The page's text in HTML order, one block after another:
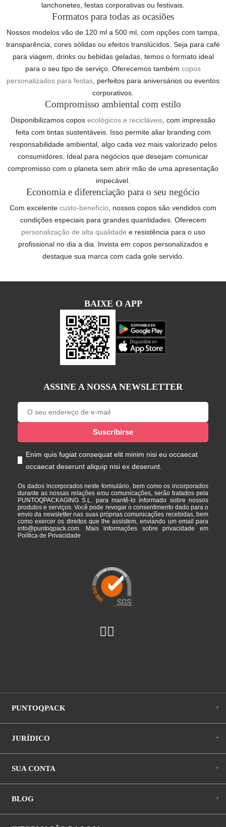
lanchonetes, festas corporativas ou festivais.
Formatos para todas as ocasiões
Nossos modelos vão de 120 ml a 500 ml, com opções com tampa,
transparência, cores sólidas ou efeitos translúcidos. Seja para café
para viagem, drinks ou bebidas geladas, temos o formato ideal
para o seu tipo de serviço. Oferecemos também copos
personalizados para festas , perfeitos para aniversários ou eventos
corporativos.
Compromisso ambiental com estilo
Disponibilizamos copos ecológicos e recicláveis , com impressão
feita com tintas sustentáveis. Isso permite aliar branding com
responsabilidade ambiental, algo cada vez mais valorizado pelos
consumidores. Ideal para negócios que desejam comunicar
compromisso com o planeta sem abrir mão de uma apresentação
impecável.
Economia e diferenciação para o seu negócio
Com excelente custo-benefício , nossos copos são vendidos com
condições especiais para grandes quantidades. Oferecem
personalização de alta qualidade e resistência para o uso
profissional no dia a dia. Invista em copos personalizados e
destaque sua marca com cada gole servido.
BAIXE O APP
ASSINE A NOSSA NEWSLETTER
Enim quis fugiat consequat elit minim nisi eu occaecat
occaecat deserunt aliquip nisi ex deserunt.
Os dados incorporados neste formulário, bem como os incorporados
durante as nossas relações e/ou comunicações, serão tratados pela
PUNTOQPACKAGING S.L. para mantê-lo informado sobre nossos
produtos e serviços. Você pode revogar o consentimento dado para o
envio da newsletter nas suas próprias comunicações recebidas, bem
como exercer os direitos que lhe assistem, enviando um email para
info@puntoqpack.com. Mais informações sobre privacidade em
Política de Privacidade
PUNTOQPACK +
JURÍDICO +
SUA CONTA +
BLOG +